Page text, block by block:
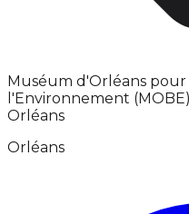
Muséum d'Orléans pour
l'Environnement
Orléans
Orléans